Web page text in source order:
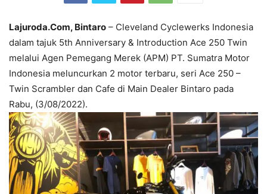
Lajuroda.Com, Bintaro – Cleveland Cyclewerks Indonesia
dalam tajuk 5th Anniversary & Introduction Ace 250 Twin
melalui Agen Pemegang Merek (APM) PT. Sumatra Motor
Indonesia meluncurkan 2 motor terbaru, seri Ace 250 –
Twin Scrambler dan Cafe di Main Dealer Bintaro pada
Rabu, (3/08/2022).